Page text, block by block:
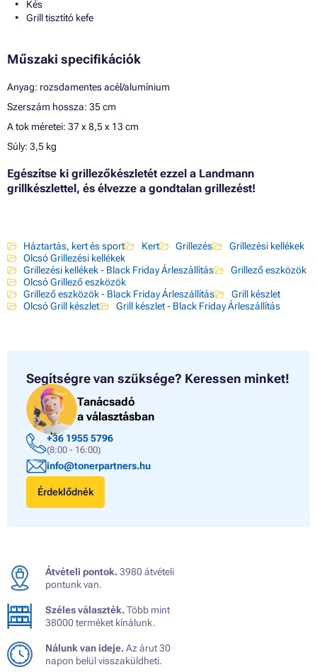
Kés
Grill tisztító kefe
Műszaki specifikációk
Anyag: rozsdamentes acél/alumínium
Szerszám hossza: 35 cm
A tok méretei: 37 x 8,5 x 13 cm
Súly: 3,5 kg
Egészítse ki grillezőkészletét ezzel a Landmann
grillkészlettel, és élvezze a gondtalan grillezést!
Háztartás, kert és sport Kert Grillezés
Grillezési kellékek
Olcsó Grillezési kellékek
Grillezési kellékek - Black Friday Árleszállítás
Grillező eszközök
Olcsó Grillező eszközök
Grillező eszközök - Black Friday Árleszállítás
Grill készlet
Olcsó Grill készlet
Grill készlet - Black Friday Árleszállítás
Segítségre van szüksége? Keressen minket!
Tanácsadó
a választásban
+36 1955 5796
(8:00 - 16:00)
info@tonerpartners.hu
Érdeklődnék
Átvételi pontok.3980 átvételi
pontunk van.
Széles választék.Több mint
38000 terméket kínálunk.
Nálunk van ideje.Az árut 30
napon belül visszaküldheti.